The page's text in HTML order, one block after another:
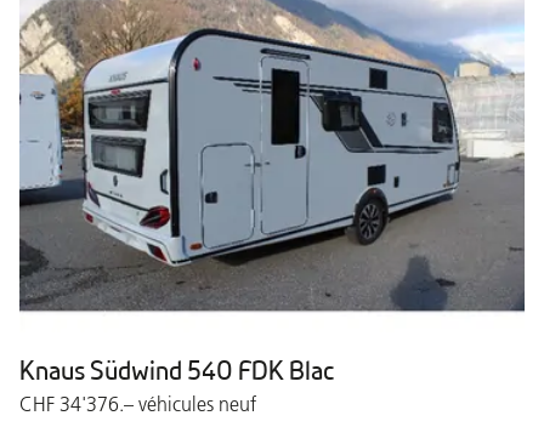
Knaus Südwind 540 FDK Blac
CHF 34'376.– véhicules neuf